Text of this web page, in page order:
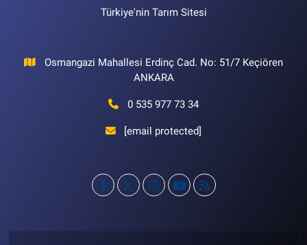
Türkiye'nin Tarım Sitesi
Osmangazi Mahallesi Erdinç Cad. No: 51/7 Keçiören
ANKARA
0 535 977 73 34
[email protected]